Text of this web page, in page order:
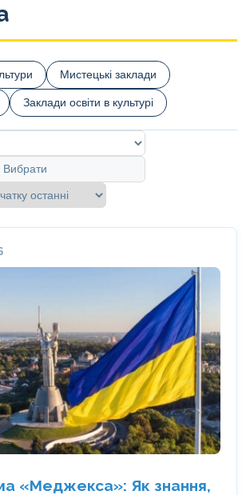
Мистецькі заклади
Заклади освіти в культурі
Вибрати
«Меджекса»: Як знання,